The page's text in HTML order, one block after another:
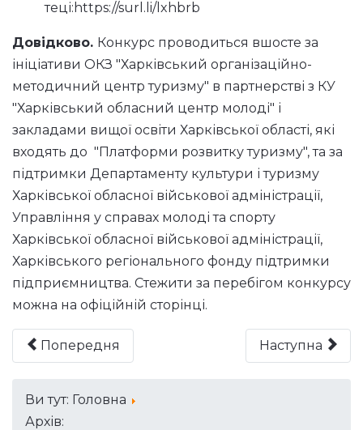
теці: https://surl.li/lxhbrb
Довідково. Конкурс проводиться вшосте за
ініціативи ОКЗ "Харківський організаційно-
методичний центр туризму" в партнерстві з КУ
"Харківський обласний центр молоді" і
закладами вищої освіти Харківської області, які
входять до "Платформи розвитку туризму", та за
підтримки Департаменту культури і туризму
Харківської обласної військової адміністрації,
Управління у справах молоді та спорту
Харківської обласної військової адміністрації,
Харківського регіонального фонду підтримки
підприємництва. Стежити за перебігом конкурсу
можна на офіційній сторінці.
Попередня Наступна
Ви тут: Головна
Архів: